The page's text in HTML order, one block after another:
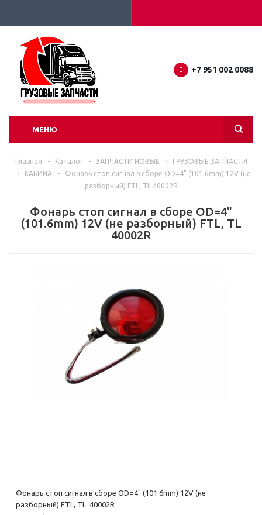
+7 951 002 0088
МЕНЮ
Главная - Каталог - ЗАПЧАСТИ НОВЫЕ -
ГРУЗОВЫЕ ЗАПЧАСТИ
-
КАБИНА -
Фонарь стоп сигнал в сборе OD=4" (101.6mm) 12V (не
разборный) FTL, TL 40002R
Фонарь стоп сигнал в сборе OD=4"
(101.6mm) 12V (не разборный) FTL, TL
40002R
Фонарь стоп сигнал в сборе OD=4" (101.6mm) 12V (не
разборный) FTL, TL 40002R